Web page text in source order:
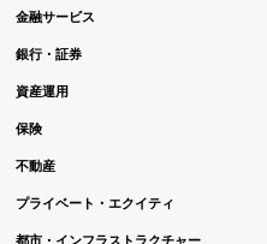
金融サービス
銀行・証券
資産運用
保険
不動産
プライベート・エクイティ
都市・インフラストラクチャー